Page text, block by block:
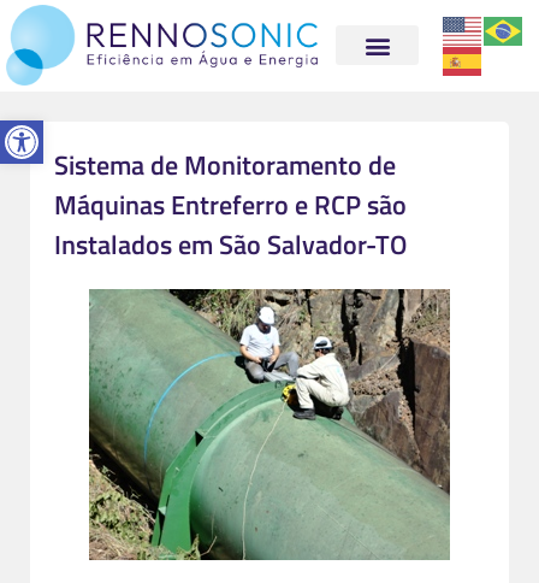
Abrir a barra de ferramentas
Sistema de Monitoramento de
Máquinas Entreferro e RCP são
Instalados em São Salvador-TO